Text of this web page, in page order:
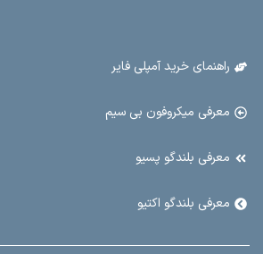
راهنمای خرید آمپلی فایر
معرفی میکروفون بی سیم
معرفی بلندگو پسیو
معرفی بلندگو اکتیو